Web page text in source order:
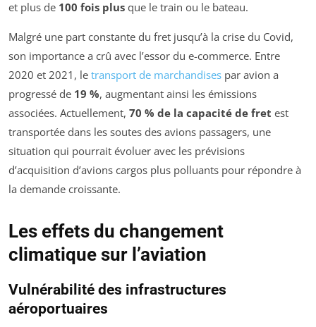
et plus de 100 fois plus que le train ou le bateau.
Malgré une part constante du fret jusqu’à la crise du Covid,
son importance a crû avec l’essor du e-commerce. Entre
2020 et 2021, le transport de marchandises par avion a
progressé de 19 %, augmentant ainsi les émissions
associées. Actuellement, 70 % de la capacité de fret est
transportée dans les soutes des avions passagers, une
situation qui pourrait évoluer avec les prévisions
d’acquisition d’avions cargos plus polluants pour répondre à
la demande croissante.
Les effets du changement
climatique sur l’aviation
Vulnérabilité des infrastructures
aéroportuaires